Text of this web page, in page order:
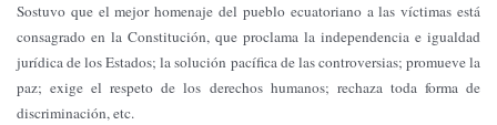
Sostuvo que el mejor homenaje del pueblo ecuatoriano a las víctimas está
consagrado en la Constitución, que proclama la independencia e igualdad
jurídica de los Estados; la solución pacífica de las controversias; promueve la
paz; exige el respeto de los derechos humanos; rechaza toda forma de
discriminación, etc.